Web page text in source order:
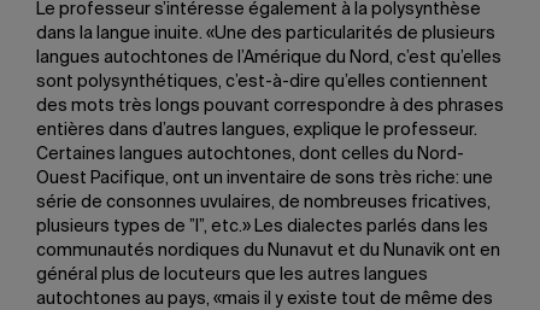
Le professeur s’intéresse également à la polysynthèse
dans la langue inuite. «Une des particularités de plusieurs
langues autochtones de l’Amérique du Nord, c’est qu’elles
sont polysynthétiques, c’est-à-dire qu’elles contiennent
des mots très longs pouvant correspondre à des phrases
entières dans d’autres langues, explique le professeur.
Certaines langues autochtones, dont celles du Nord-
Ouest Pacifique, ont un inventaire de sons très riche: une
série de consonnes uvulaires, de nombreuses fricatives,
plusieurs types de ”l”, etc.» Les dialectes parlés dans les
communautés nordiques du Nunavut et du Nunavik ont en
général plus de locuteurs que les autres langues
autochtones au pays, «mais il y existe tout de même des